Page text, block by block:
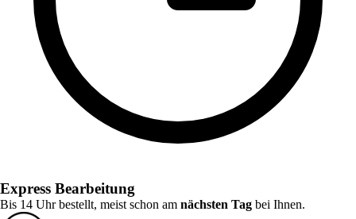
Express Bearbeitung
Bis 14 Uhr bestellt, meist schon am nächsten Tag bei Ihnen.